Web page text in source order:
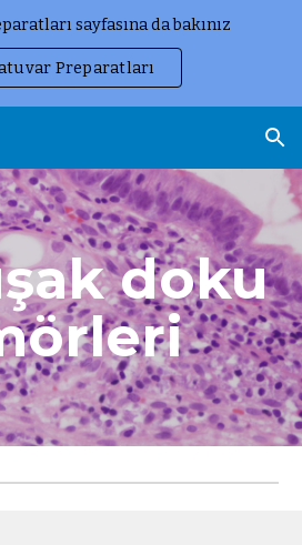
sayfasına da bakınız
Preparatları
doku